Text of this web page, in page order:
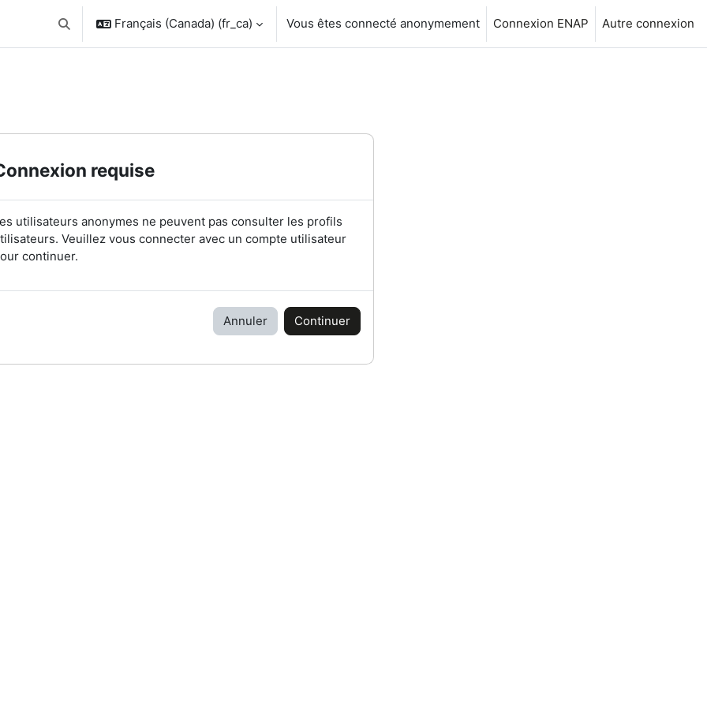
Activer/désactiver la saisie de recherche
Français (Canada) ‎(fr_ca)‎ Vous êtes connecté anonymement Connexion ENAP Autre connexion
requise
utilisateurs anonymes ne peuvent pas consulter les profils
Veuillez vous connecter avec un compte utilisateur
continuer.
Annuler Continuer